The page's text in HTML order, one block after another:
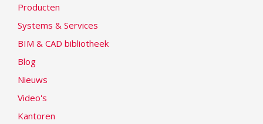
Producten
Systems & Services
BIM & CAD bibliotheek
Blog
Nieuws
Video's
Kantoren